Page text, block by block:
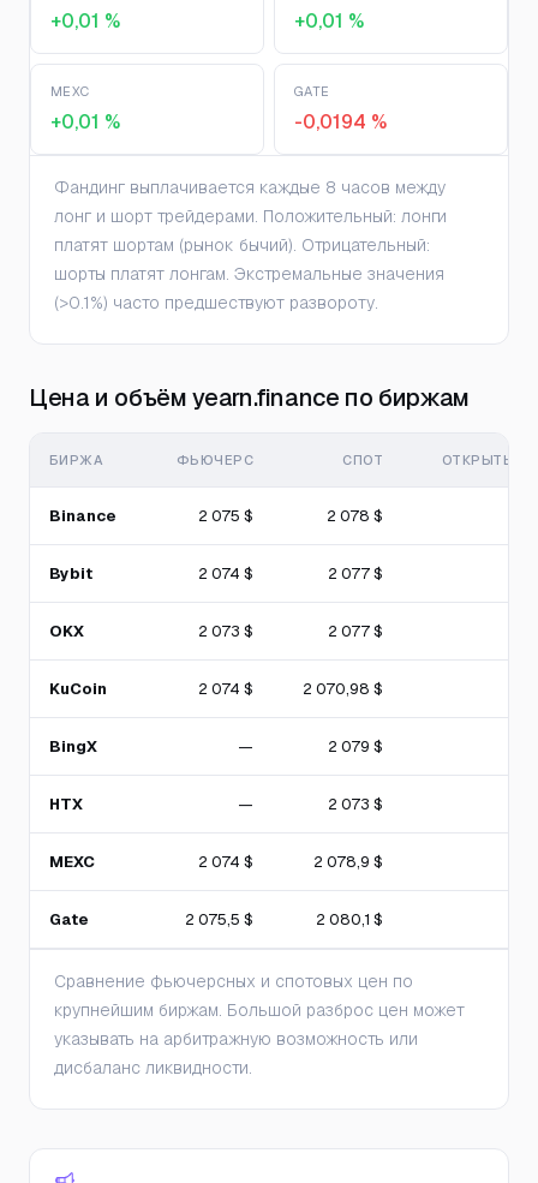
+0,01 % +0,01 %
MEXC
+0,01 %
GATE
-0,0194 %
Фандинг выплачивается каждые 8 часов между
лонг и шорт трейдерами. Положительный: лонги
платят шортам (рынок бычий). Отрицательный:
шорты платят лонгам. Экстремальные значения
(>0.1%) часто предшествуют развороту.
Цена и объём yearn.finance по биржам
БИРЖА ФЬЮЧЕРС СПОТ ОТКРЫТЫЙ
Binance 2 075 $ 2 078 $
Bybit 2 074 $ 2 077 $
OKX 2 073 $ 2 077 $
KuCoin 2 074 $ 2 070,98 $
BingX — 2 079 $
HTX — 2 073 $
MEXC 2 074 $ 2 078,9 $
Gate 2 075,5 $ 2 080,1 $
Сравнение фьючерсных и спотовых цен по
крупнейшим биржам. Большой разброс цен может
указывать на арбитражную возможность или
дисбаланс ликвидности.